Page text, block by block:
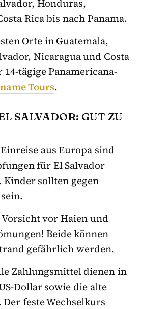
Honduras,
Rica bis nach Panama.
Orte in Guatemala,
Nicaragua und Costa
tägige Panamericana-
Tours.
SALVADOR: GUT ZU
aus Europa sind
für El Salvador
sollten gegen
vor Haien und
Beide können
gefährlich werden.
Zahlungsmittel dienen in
Dollar sowie die alte
feste Wechselkurs